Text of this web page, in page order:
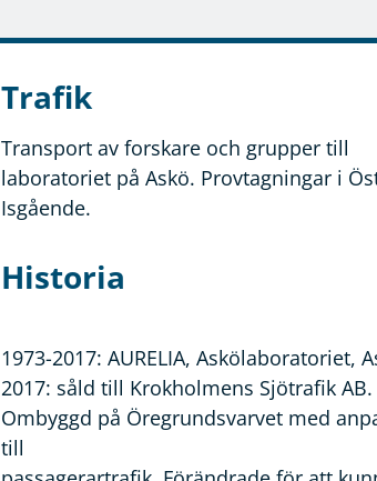
Trafik
Transport av forskare och grupper till
laboratoriet på Askö. Provtagningar i
Isgående.
Historia
1973-2017: AURELIA, Askölaboratoriet,
2017: såld till Krokholmens Sjötrafik AB.
Ombyggd på Öregrundsvarvet med
till